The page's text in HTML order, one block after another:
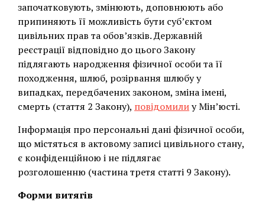
започатковують, змінюють, доповнюють або
припиняють її можливість бути суб’єктом
цивільних прав та обов’язків. Державній
реєстрації відповідно до цього Закону
підлягають народження фізичної особи та її
походження, шлюб, розірвання шлюбу у
випадках, передбачених законом, зміна імені,
смерть (стаття 2 Закону), повідомилиу Мін’юсті.
Інформація про персональні дані фізичної особи,
що містяться в актовому записі цивільного стану,
є конфіденційною і не підлягає
розголошенню (частина третя статті 9 Закону).
Форми витягів